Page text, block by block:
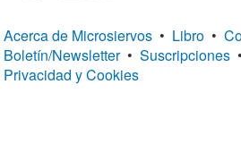
Acerca de Microsiervos • Libro •
Boletín/Newsletter • Suscripciones •
Privacidad y Cookies